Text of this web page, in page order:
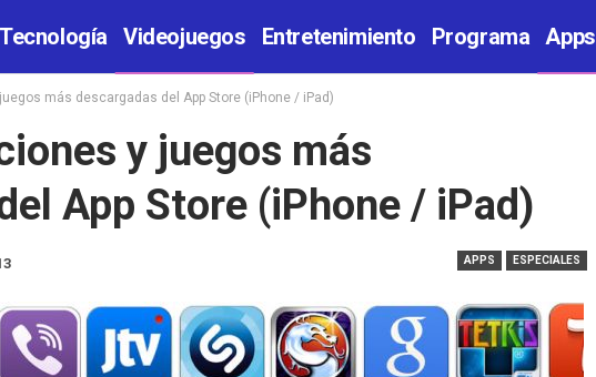
Tecnología Videojuegos Entretenimiento Programa Apps
más descargadas del App Store (iPhone / iPad)
y juegos más
App Store (iPhone / iPad)
APPS ESPECIALES